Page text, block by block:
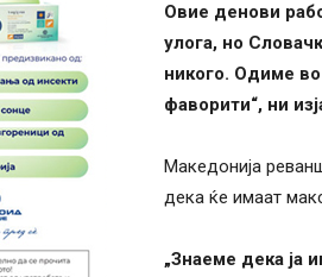
Овие денови
улога, но
никого. Одиме
фаворити“, ни
Македонија
дека ќе имаат
„Знаеме дека ја